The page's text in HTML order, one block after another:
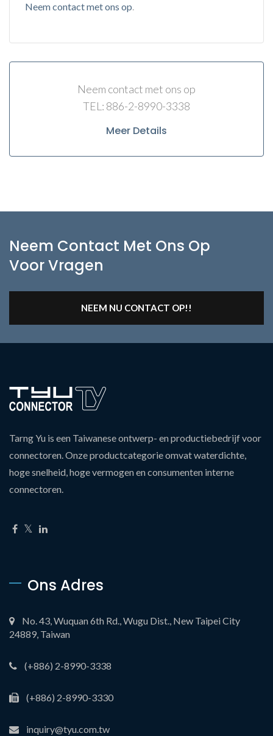
Neem contact met ons op.
Neem contact met ons op
TEL: 886-2-8990-3338
Meer Details
Neem Contact Met Ons Op
Voor Vragen
NEEM NU CONTACT OP!!
Tarng Yu is een Taiwanese ontwerp- en productiebedrijf voor
connectoren. Onze productcategorie omvat waterdichte,
hoge snelheid, hoge vermogen en consumenten interne
connectoren.
Ons Adres
No. 43, Wuquan 6th Rd., Wugu Dist., New Taipei City
24889, Taiwan
(+886) 2-8990-3338
(+886) 2-8990-3330
inquiry@tyu.com.tw